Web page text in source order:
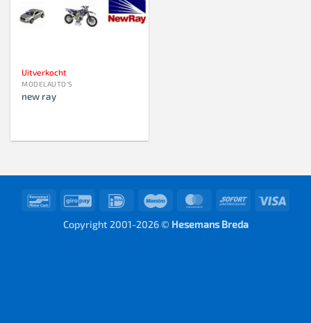
Uitverkocht
MODELAUTO'S
new ray
BancontactGiroPay IDeal Maestro MasterCardSofort
Copyright 2001-2026 © Hesemans Breda